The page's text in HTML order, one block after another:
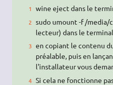
wine eject dans le
sudo umount -f /media/
lecteur) dans le terminal
en copiant le contenu
préalable, puis en
l'installateur vous
Si cela ne fonctionne